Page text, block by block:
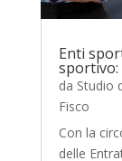
Enti
sportivo:
da Studio
Fisco
Con la
delle